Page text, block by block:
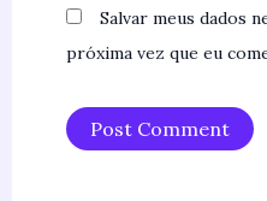
Salvar meus dados
próxima vez que eu